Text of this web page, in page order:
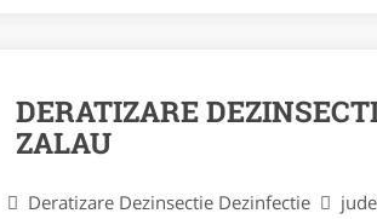
DERATIZARE
ZALAU
Deratizare Dezinsectie Dezinfectie